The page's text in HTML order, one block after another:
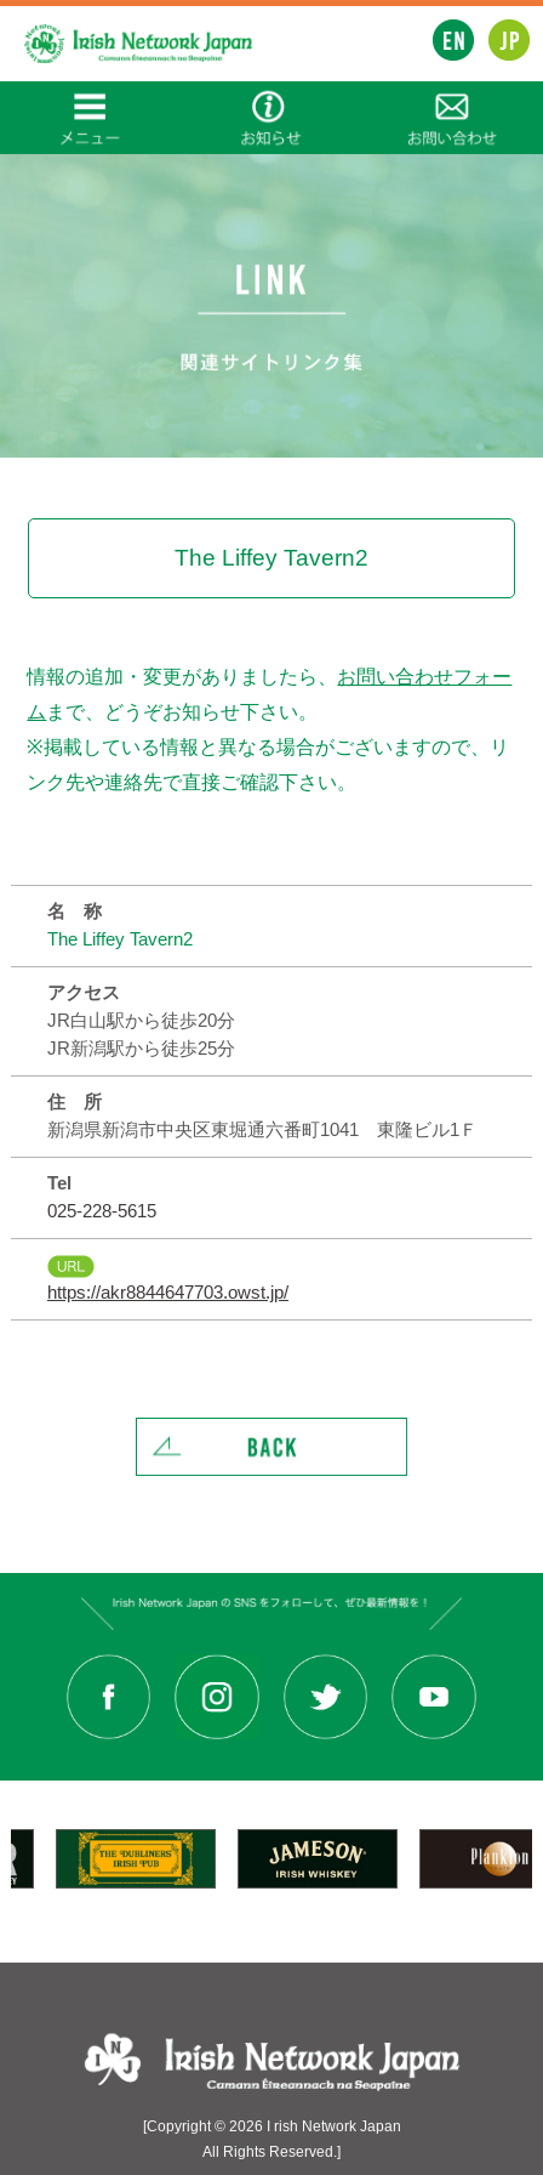
The Liffey Tavern2
情報の追加・変更がありましたら、 お問い合わせフォー
ム まで、どうぞお知らせ下さい。
※掲載している情報と異なる場合がございますので、リ
ンク先や連絡先で直接ご確認下さい。
名 称
The Liffey Tavern2
アクセス
JR白山駅から徒歩20分
JR新潟駅から徒歩25分
住 所
新潟県新潟市中央区東堀通六番町1041 東隆ビル1Ｆ
Tel
025-228-5615
https://akr8844647703.owst.jp/
[Copyright © 2026 I rish Network Japan
All Rights Reserved.]